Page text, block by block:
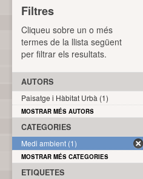
Filtres
Cliqueu sobre un o més
termes de la llista següent
per filtrar els resultats.
AUTORS
Paisatge i Hàbitat Urbà (1)
MOSTRAR MÉS AUTORS
CATEGORIES
Medi ambient (1)
MOSTRAR MÉS CATEGORIES
ETIQUETES